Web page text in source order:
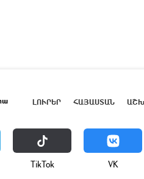
ԼՈՒՐԵՐ ՀԱՅԱՍՏԱՆ
ТikТоk VK